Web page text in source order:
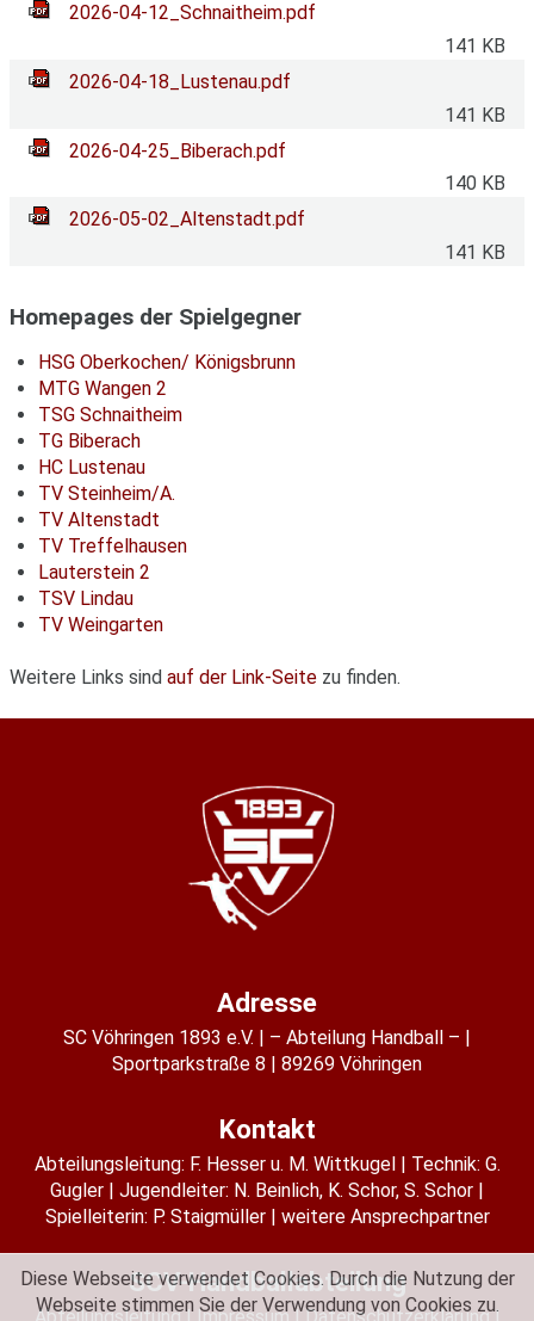
2026-04-12_Schnaitheim.pdf
141 KB
2026-04-18_Lustenau.pdf
141 KB
2026-04-25_Biberach.pdf
140 KB
2026-05-02_Altenstadt.pdf
141 KB
Homepages der Spielgegner
HSG Oberkochen/ Königsbrunn
MTG Wangen 2
TSG Schnaitheim
TG Biberach
HC Lustenau
TV Steinheim/A.
TV Altenstadt
TV Treffelhausen
Lauterstein 2
TSV Lindau
TV Weingarten
Weitere Links sind auf der Link-Seite zu finden.
Adresse
SC Vöhringen 1893 e.V.
– Abteilung Handball –
Sportparkstraße 8
89269 Vöhringen
Kontakt
Abteilungsleitung: F. Hesser u. M. Wittkugel
Technik: G.
Gugler
Jugendleiter: N. Beinlich, K. Schor, S. Schor
Spielleiterin: P. Staigmüller weitere Ansprechpartner
SCV-Handballabteilung
Diese Webseite verwendet Cookies. Durch die Nutzung der
Webseite stimmen Sie der Verwendung von Cookies zu.